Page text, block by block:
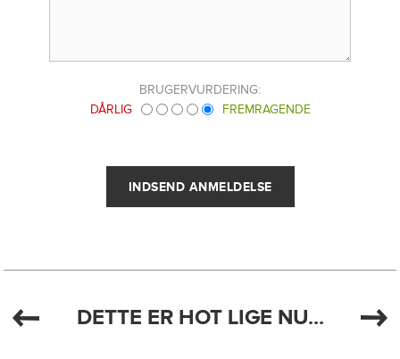
BRUGERVURDERING:
DÅRLIG
FREMRAGENDE
DETTE ER HOT LIGE NU...